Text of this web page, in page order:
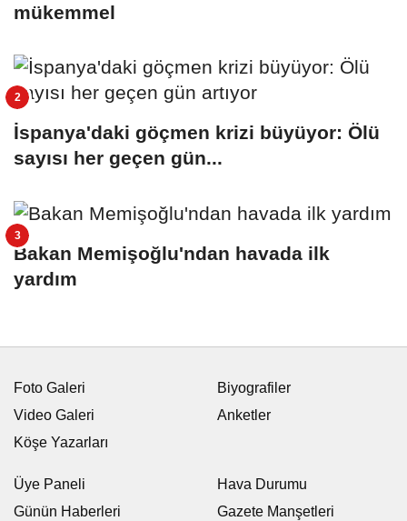
mükemmel
İspanya'daki göçmen krizi büyüyor: Ölü
sayısı her geçen gün...
Bakan Memişoğlu'ndan havada ilk
yardım
Foto Galeri
Video Galeri
Köşe Yazarları
Biyografiler
Anketler
Üye Paneli
Günün Haberleri
Hava Durumu
Gazete Manşetleri